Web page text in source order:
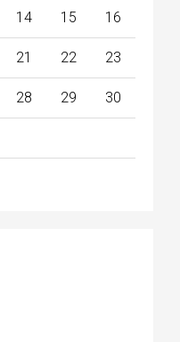
14 15 16
21 22 23
28 29 30